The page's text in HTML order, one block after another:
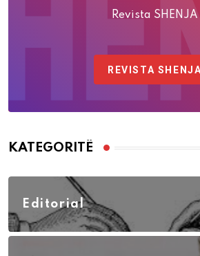
Revista SHENJA
REVISTA SHENJA
KATEGORITË
Editorial